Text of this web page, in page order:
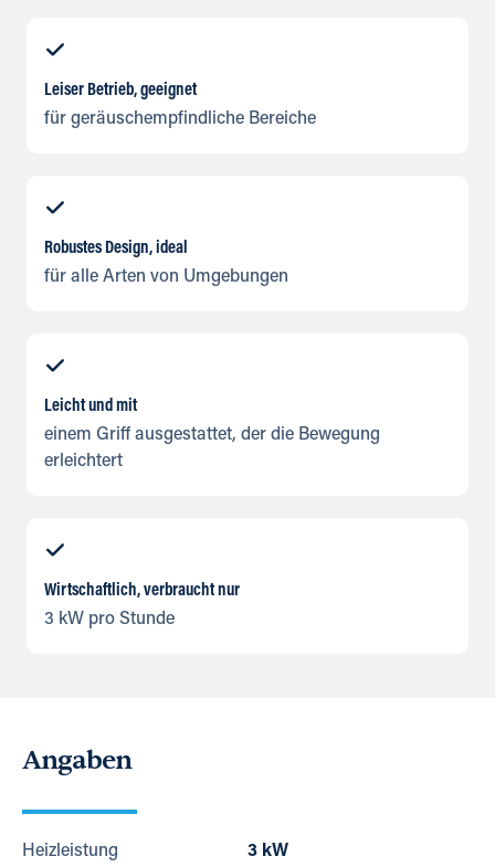
Leiser Betrieb, geeignet
für geräuschempfindliche Bereiche
Robustes Design, ideal
für alle Arten von Umgebungen
Leicht und mit
einem Griff ausgestattet, der die Bewegung
erleichtert
Wirtschaftlich, verbraucht nur
3 kW pro Stunde
Angaben
Heizleistung 3 kW